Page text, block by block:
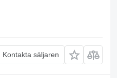
Kontakta säljaren